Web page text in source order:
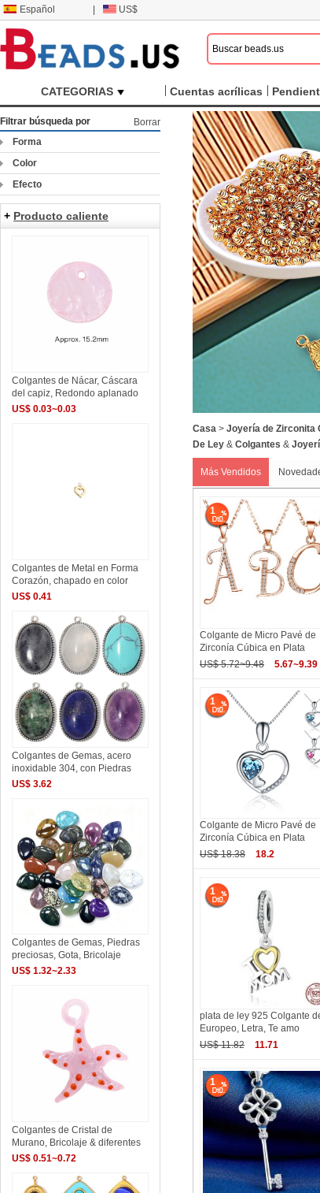
Español US$
CATEGORIAS Cuentas acrílicas
Casa> Joyería de Zirconita
De Ley& Colgantes &
Más Vendidos
1
Colgante de Micro Pavé de
Zirconía Cúbica en Plata
US$ 5.72~9.48
5.67~9.39
1
Colgante de Micro Pavé de
Zirconía Cúbica en Plata
US$ 18.38
18.2
1
plata de ley 925 Colgante
Europeo, Letra, Te amo
US$ 11.82
11.71
1
Filtrar búsqueda por
Borrar
Forma
Color
Efecto
+ Producto caliente
Colgantes de Nácar, Cáscara
del capiz, Redondo aplanado
US$ 0.03~0.03
Colgantes de Metal en Forma
Corazón, chapado en color
US$ 0.41
Colgantes de Gemas, acero
inoxidable 304, con Piedras
US$ 3.62
Colgantes de Gemas, Piedras
preciosas, Gota, Bricolaje
US$ 1.32~2.33
Colgantes de Cristal de
Murano, Bricolaje & diferentes
US$ 0.51~0.72